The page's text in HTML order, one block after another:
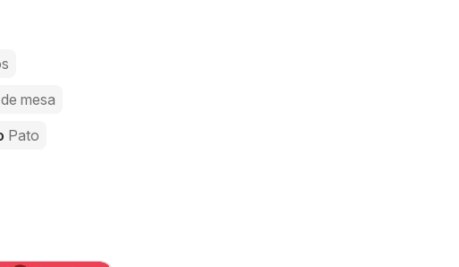
mesa
Pato